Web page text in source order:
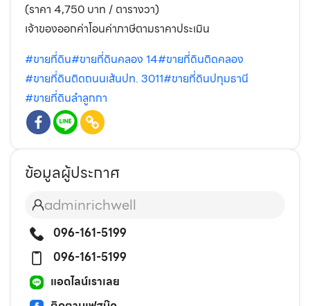
(ราคา 4,750 บาท / ตารางวา)
เจ้าของออกค่าโอนค่าภาษีตามราคาประเมิน
#ขายที่ดิน#ขายที่ดินคลอง 14#ขายที่ดินติดคลอง
#ขายที่ดินติดถนนเส้นปท. 3011#ขายที่ดินปทุมธานี
#ขายที่ดินลำลูกกา
ข้อมูลผู้ประกาศ
adminrichwell
096-161-5199
096-161-5199
แอดไลน์เราเลย